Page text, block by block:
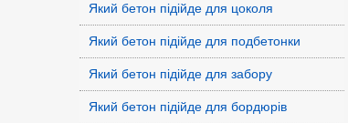
Який бетон підійде для цоколя
Який бетон підійде для подбетонки
Який бетон підійде для забору
Який бетон підійде для бордюрів